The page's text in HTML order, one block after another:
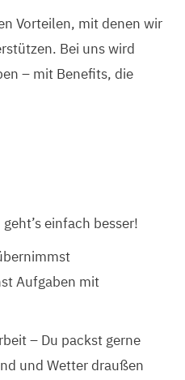
Vorteilen, mit denen wir
Bei uns wird
– mit Benefits, die
einfach besser!
Aufgaben mit
– Du packst gerne
und Wetter draußen